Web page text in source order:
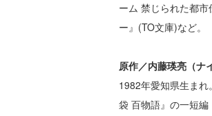
ーム 禁じられた都
ー』(TO文庫)など。
原作／内藤瑛亮（ナ
1982年愛知県生ま
袋 百物語』の一短